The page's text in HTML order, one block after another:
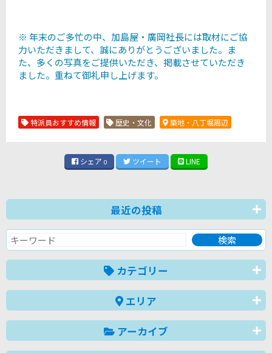
※ 年末のご多忙の中、加島屋・廣岡社長には取材にご協
力いただきまして、誠にありがとうございました。ま
た、多くの写真をご提供いただき、掲載させていただき
ました。重ねて御礼申し上げます。
特派員おすすめ情報 歴史・文化 築地・八丁堀周辺
シェア 0 ツイート LINE
最近の投稿
カテゴリー
エリア
アーカイブ